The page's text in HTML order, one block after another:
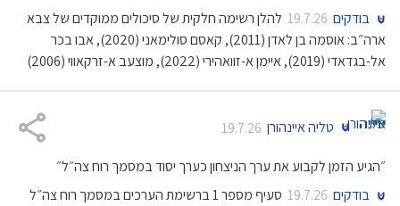
בודקים 19.7.26 להלן רשימה חלקית של סיכולים ממוקדים של צבא
ארה״ב: אוסמה בן לאדן (2011), קאסם סולימאני (2020), אבו בכר
אל-בגדאדי (2019), איימן א-זוואהירי (2022), מוצעב א-זרקאווי (2006)
טליה איינהורן 19.7.26
״הגיע הזמן לקבוע את ערך הניצחון כערך יסוד במסמך רוח צה״ל״
בודקים 19.7.26
סעיף מספר 1 ברשימת הערכים במסמך רוח צה״ל